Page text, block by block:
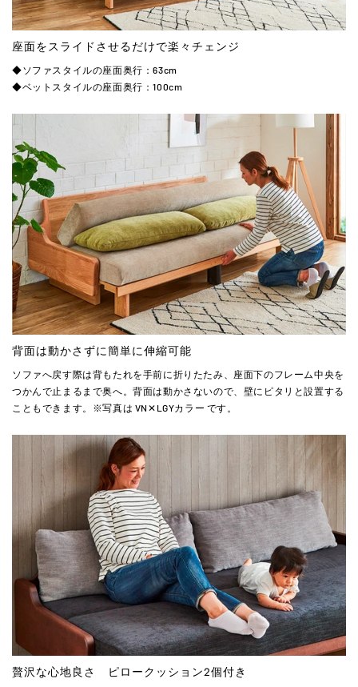
座面をスライドさせるだけで楽々チェンジ
◆ソファスタイルの座面奥行：63cm
◆ベットスタイルの座面奥行：100cm
背面は動かさずに簡単に伸縮可能
ソファへ戻す際は背もたれを手前に折りたたみ、座面下のフレーム中央を
つかんで止まるまで奥へ。背面は動かさないので、壁にピタリと設置する
こともできます。※写真は VN✕LGYカラー です。
贅沢な心地良さ ピロークッション2個付き